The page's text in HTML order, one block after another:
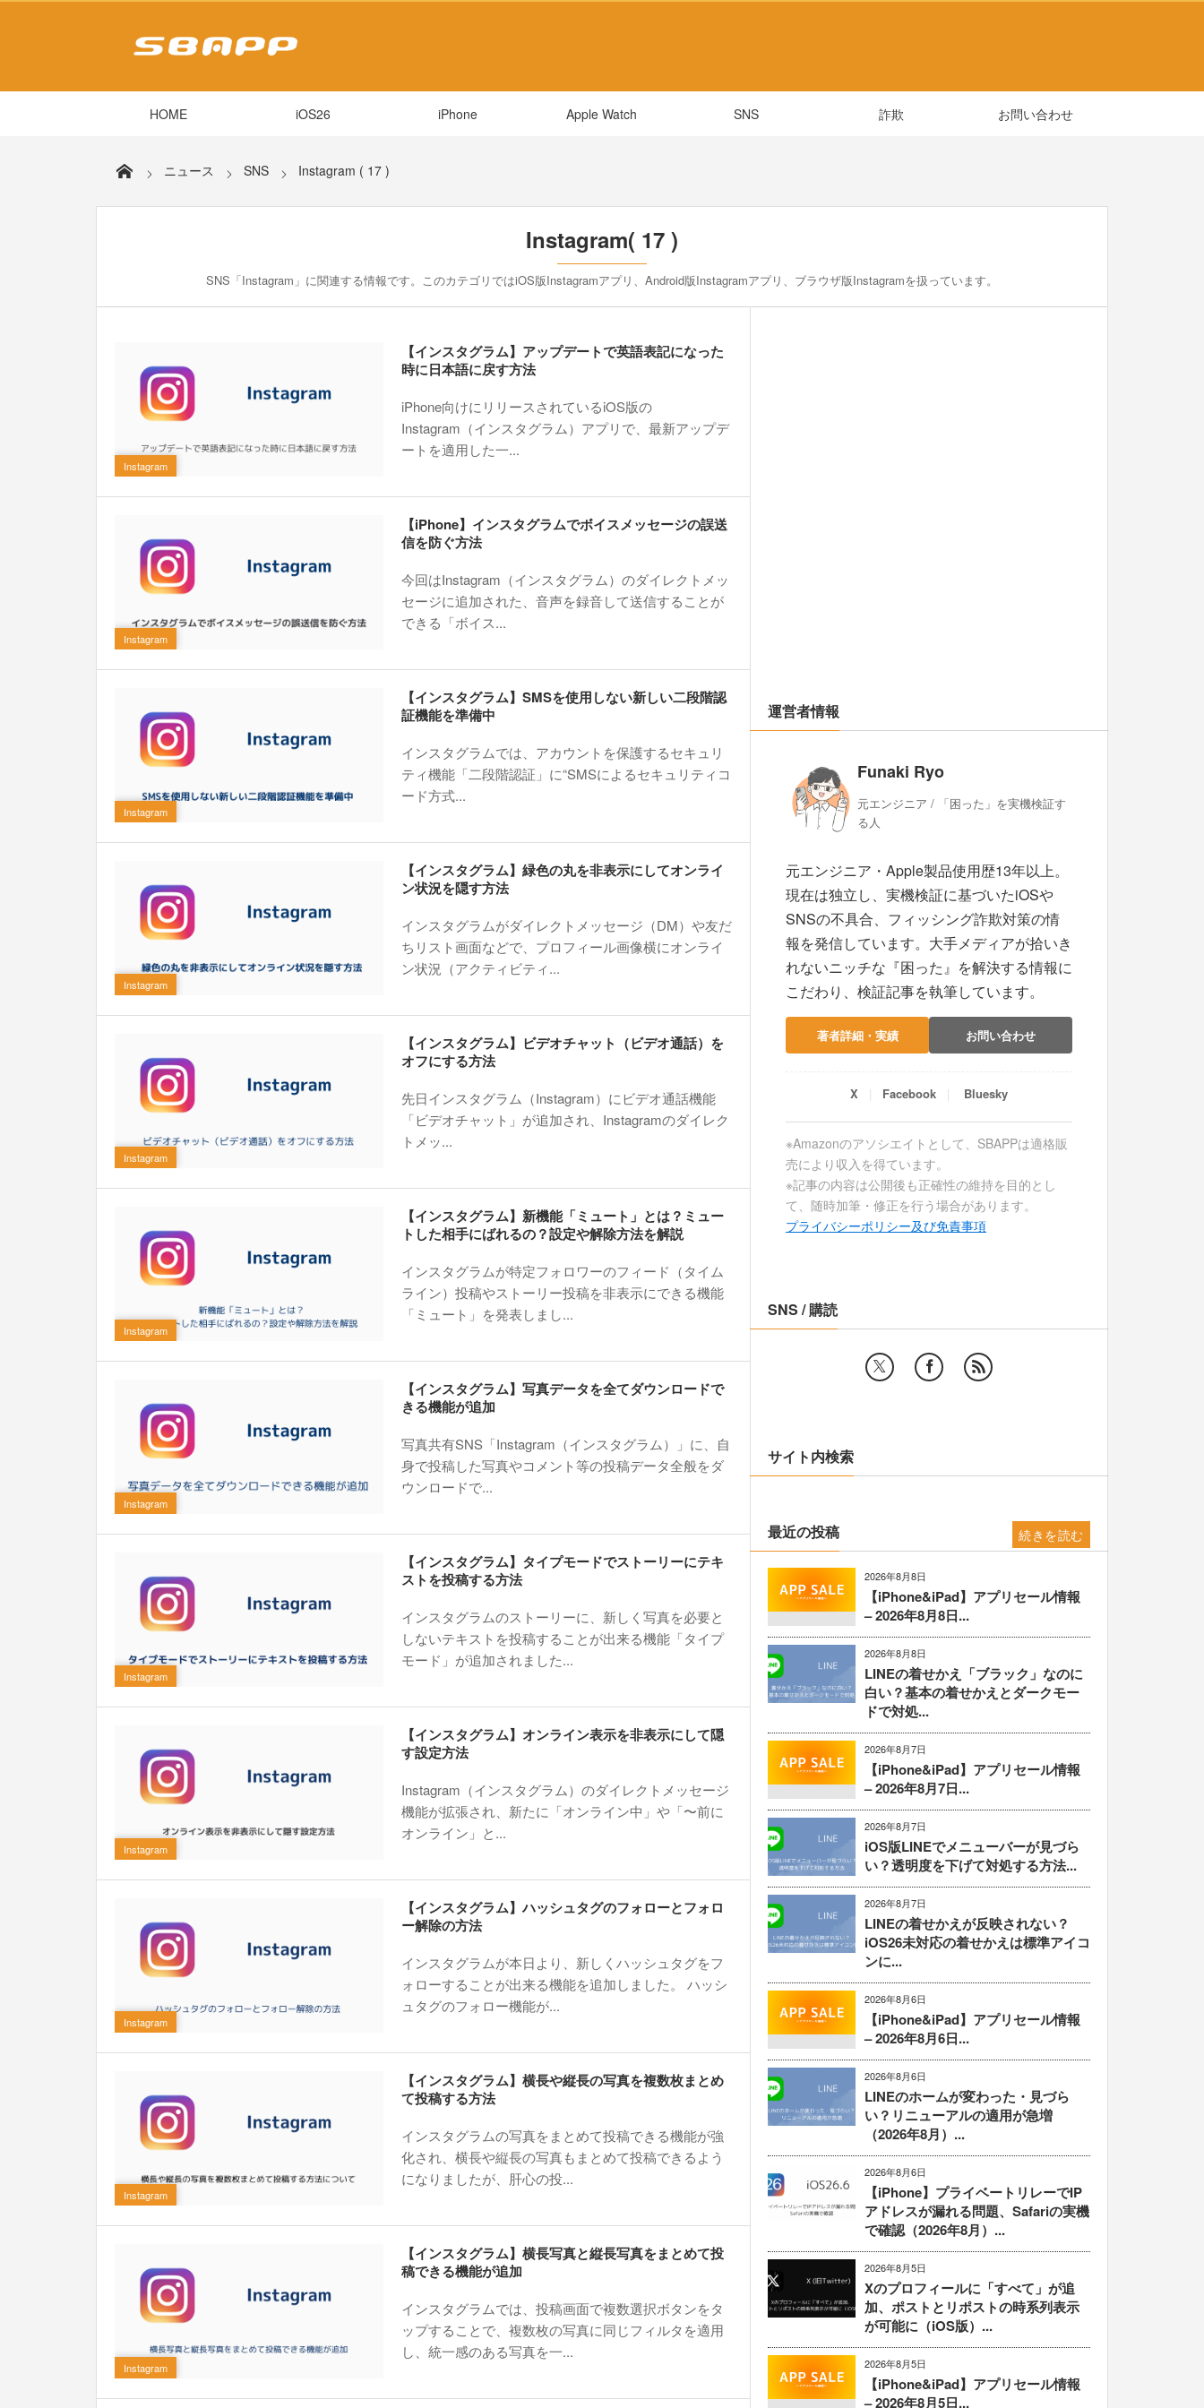
HOME iOS26 iPhone Apple Watch SNS 詐欺 お問い合わせ
ニュース SNS Instagram ( 17 )
Instagram( 17 )
SNS「Instagram」に関連する情報です。このカテゴリではiOS版Instagramアプリ、Android版Instagramアプリ、ブラウザ版Instagramを扱っています。
Instagram
【インスタグラム】アップデートで英語表記になった
時に日本語に戻す方法
iPhone向けにリリースされているiOS版の
Instagram（インスタグラム）アプリで、最新アップデ
ートを適用した一...
Instagram
【iPhone】インスタグラムでボイスメッセージの誤送
信を防ぐ方法
今回はInstagram（インスタグラム）のダイレクトメッ
セージに追加された、音声を録音して送信することが
できる「ボイス...
Instagram
【インスタグラム】SMSを使用しない新しい二段階認
証機能を準備中
インスタグラムでは、アカウントを保護するセキュリ
ティ機能「二段階認証」に“SMSによるセキュリティコ
ード方式...
Instagram
【インスタグラム】緑色の丸を非表示にしてオンライ
ン状況を隠す方法
インスタグラムがダイレクトメッセージ（DM）や友だ
ちリスト画面などで、プロフィール画像横にオンライ
ン状況（アクティビティ...
Instagram
【インスタグラム】ビデオチャット（ビデオ通話）を
オフにする方法
先日インスタグラム（Instagram）にビデオ通話機能
「ビデオチャット」が追加され、Instagramのダイレク
トメッ...
Instagram
【インスタグラム】新機能「ミュート」とは？ミュー
トした相手にばれるの？設定や解除方法を解説
インスタグラムが特定フォロワーのフィード（タイム
ライン）投稿やストーリー投稿を非表示にできる機能
「ミュート」を発表しまし...
Instagram
【インスタグラム】写真データを全てダウンロードで
きる機能が追加
写真共有SNS「Instagram（インスタグラム）」に、自
身で投稿した写真やコメント等の投稿データ全般をダ
ウンロードで...
Instagram
【インスタグラム】タイプモードでストーリーにテキ
ストを投稿する方法
インスタグラムのストーリーに、新しく写真を必要と
しないテキストを投稿することが出来る機能「タイプ
モード」が追加されました...
Instagram
【インスタグラム】オンライン表示を非表示にして隠
す設定方法
Instagram（インスタグラム）のダイレクトメッセージ
機能が拡張され、新たに「オンライン中」や「〜前に
オンライン」と...
Instagram
【インスタグラム】ハッシュタグのフォローとフォロ
ー解除の方法
インスタグラムが本日より、新しくハッシュタグをフ
ォローすることが出来る機能を追加しました。 ハッシ
ュタグのフォロー機能が...
Instagram
【インスタグラム】横長や縦長の写真を複数枚まとめ
て投稿する方法
インスタグラムの写真をまとめて投稿できる機能が強
化され、横長や縦長の写真もまとめて投稿できるよう
になりましたが、肝心の投...
Instagram
【インスタグラム】横長写真と縦長写真をまとめて投
稿できる機能が追加
インスタグラムでは、投稿画面で複数選択ボタンをタ
ップすることで、複数枚の写真に同じフィルタを適用
し、統一感のある写真を一...
運営者情報
Funaki Ryo
元エンジニア / 「困った」を実機検証す
る人
元エンジニア・Apple製品使用歴13年以上。
現在は独立し、実機検証に基づいたiOSや
SNSの不具合、フィッシング詐欺対策の情
報を発信しています。大手メディアが拾いき
れないニッチな『困った』を解決する情報に
こだわり、検証記事を執筆しています。
著者詳細・実績 お問い合わせ
X Facebook Bluesky
※Amazonのアソシエイトとして、SBAPPは適格販
売により収入を得ています。
※記事の内容は公開後も正確性の維持を目的とし
て、随時加筆・修正を行う場合があります。
プライバシーポリシー及び免責事項
SNS / 購読
サイト内検索
最近の投稿
2026年8月8日
【iPhone&iPad】アプリセール情報
– 2026年8月8日...
2026年8月8日
LINEの着せかえ「ブラック」なのに
白い？基本の着せかえとダークモー
ドで対処...
2026年8月7日
【iPhone&iPad】アプリセール情報
– 2026年8月7日...
2026年8月7日
iOS版LINEでメニューバーが見づら
い？透明度を下げて対処する方法...
2026年8月7日
LINEの着せかえが反映されない？
iOS26未対応の着せかえは標準アイコ
ンに...
2026年8月6日
【iPhone&iPad】アプリセール情報
– 2026年8月6日...
2026年8月6日
LINEのホームが変わった・見づら
い？リニューアルの適用が急増
（2026年8月）...
2026年8月6日
【iPhone】プライベートリレーでIP
アドレスが漏れる問題、Safariの実機
で確認（2026年8月）...
2026年8月5日
Xのプロフィールに「すべて」が追
加、ポストとリポストの時系列表示
が可能に（iOS版）...
2026年8月5日
【iPhone&iPad】アプリセール情報
– 2026年8月5日...
続きを読む